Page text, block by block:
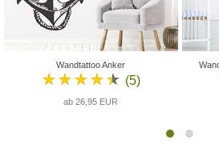
Wandtattoo Anker
★★★★★ (5)
ab 26,95 EUR